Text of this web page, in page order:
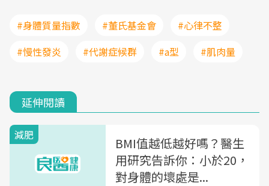
#身體質量指數 #董氏基金會
#心律不整
#慢性發炎
#代謝症候群 #a型 #肌肉量
延伸閱讀
減肥
BMI值越低越好嗎？醫生
用研究告訴你：小於20，
對身體的壞處是...